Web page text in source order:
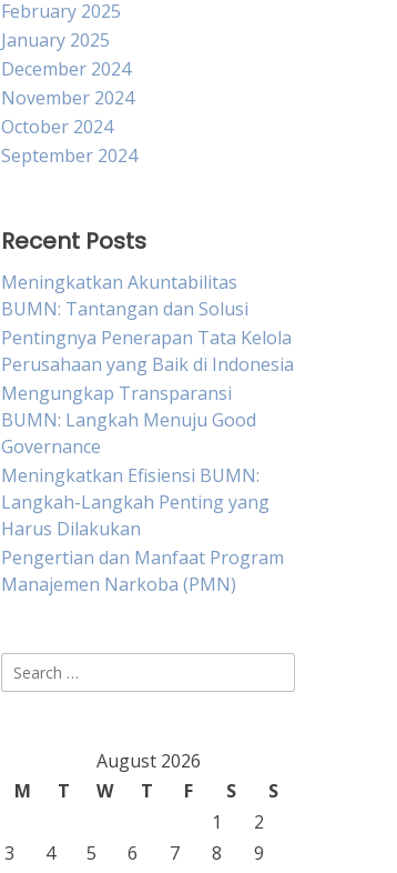
February 2025
January 2025
December 2024
November 2024
October 2024
September 2024
Recent Posts
Meningkatkan Akuntabilitas
BUMN: Tantangan dan Solusi
Pentingnya Penerapan Tata Kelola
Perusahaan yang Baik di Indonesia
Mengungkap Transparansi
BUMN: Langkah Menuju Good
Governance
Meningkatkan Efisiensi BUMN:
Langkah-Langkah Penting yang
Harus Dilakukan
Pengertian dan Manfaat Program
Manajemen Narkoba (PMN)
Search
for:
August 2026
M
T W T F S
S
1
2
3
4 5 6 7 8
9